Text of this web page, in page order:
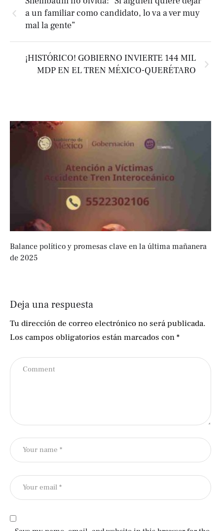
a un familiar como candidato, lo va a ver muy
mal la gente”
¡HISTÓRICO! GOBIERNO INVIERTE 144 MIL
MDP EN EL TREN MÉXICO-QUERÉTARO
Balance político y promesas clave en la última mañanera
de 2025
Deja una respuesta
Tu dirección de correo electrónico no será publicada.
Los campos obligatorios están marcados con*